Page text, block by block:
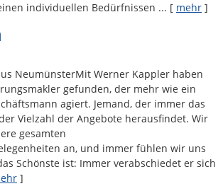
individuellen Bedürfnissen ... [ mehr ]
NeumünsterMit Werner Kappler haben
gefunden, der mehr wie ein
agiert. Jemand, der immer das
Vielzahl der Angebote herausfindet. Wir
gesamten
an, und immer fühlen wir uns
Schönste ist: Immer verabschiedet er sich
]